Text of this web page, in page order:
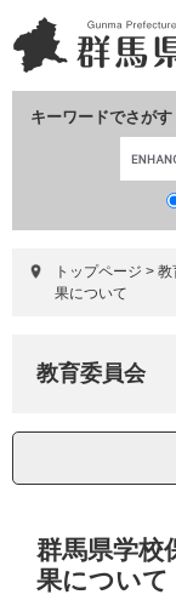
ー
ジ
ニ
ュ
て
キーワードでさがす
トップページ > 教
果について
教育委員会
群馬県学校
果について